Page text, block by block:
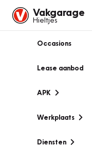
Vakgarage
Hieltjes
Occasions
Lease aanbod
APK
Werkplaats
Diensten